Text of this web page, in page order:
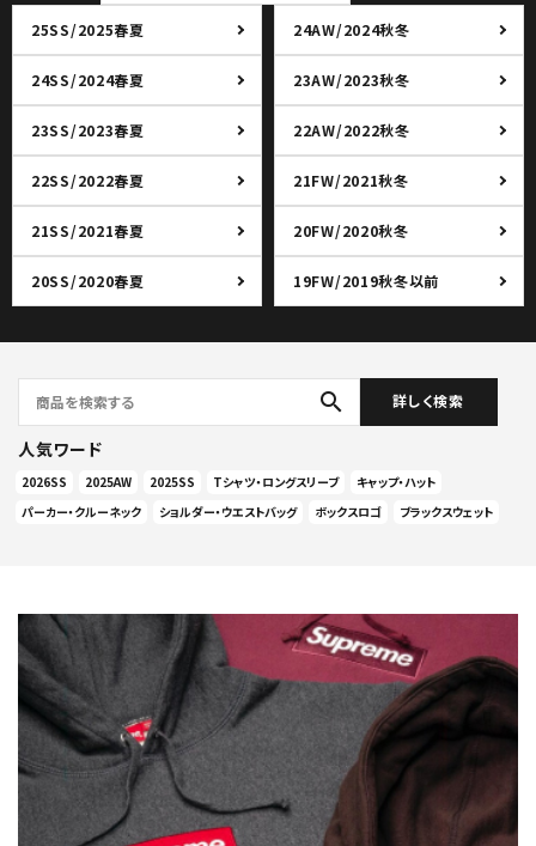
25SS/2025春夏 24AW/2024秋冬
24SS/2024春夏 23AW/2023秋冬
23SS/2023春夏 22AW/2022秋冬
22SS/2022春夏 21FW/2021秋冬
21SS/2021春夏 20FW/2020秋冬
20SS/2020春夏 19FW/2019秋冬以前
search 詳しく検索
人気ワード
2026SS 2025AW 2025SS Tシャツ・ロングスリーブ
キャップ・ハット
パーカー・クルーネック
ショルダー・ウエストバッグ ボックスロゴ ブラックスウェット